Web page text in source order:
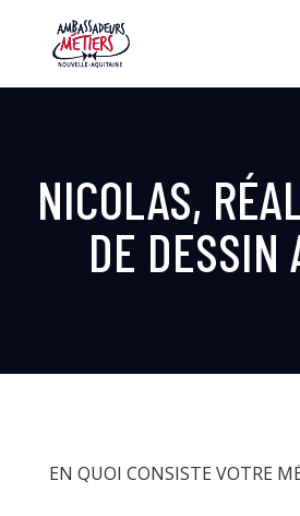
NICOLAS,
DE DESSIN
EN QUOI CONSISTE VOTRE